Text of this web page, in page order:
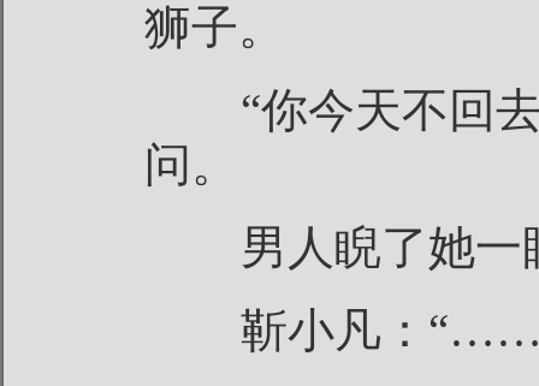
狮子。
“你今天不回去
问。
男人睨了她一
靳小凡：